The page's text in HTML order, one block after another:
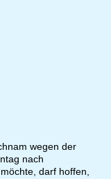
wegen der
nach
darf hoffen,